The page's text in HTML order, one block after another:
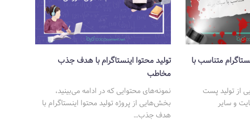
تولید محتوا اینستاگرام با هدف جذب
مخاطب
نمونه‌های محتوایی که در ادامه می‌بینید،
بخش‌هایی از پروژه تولید محتوا اینستاگرام با
هدف جذب…
متناسب با
از تولید پست
و سایر